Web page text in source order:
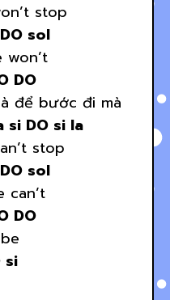
stop
sol
won’t
DO
để bước đi mà
si DO si la
stop
sol
can’t
DO
si